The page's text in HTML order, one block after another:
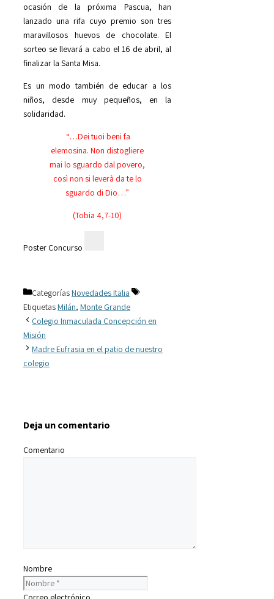
ocasión de la próxima Pascua, han
lanzado una rifa cuyo premio son tres
maravillosos huevos de chocolate. El
sorteo se llevará a cabo el 16 de abril, al
finalizar la Santa Misa.
Es un modo también de educar a los
niños, desde muy pequeños, en la
solidaridad.
“…Dei tuoi beni fa
elemosina. Non distogliere
mai lo sguardo dal povero,
così non si leverà da te lo
sguardo di Dio…”
(Tobia 4,7-10)
Poster Concurso
CategoríasNovedades Italia
EtiquetasMilán, Monte Grande
Colegio Inmaculada Concepción en
Misión
Madre Eufrasia en el patio de nuestro
colegio
Deja un comentario
Comentario
Nombre